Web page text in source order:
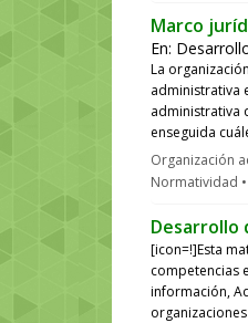
Marco
En:
La
administrativa
administrativa
enseguida
Organización
Normatividad
Desarrollo
[icon=!]Esta
competencias
información,